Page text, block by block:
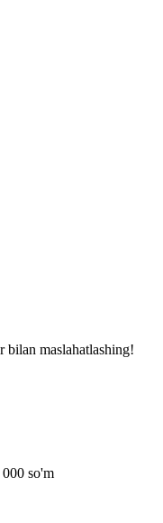
maslahatlashing!
so'm